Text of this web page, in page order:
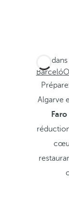
Ces dans
Barceló
Algarve
Faro